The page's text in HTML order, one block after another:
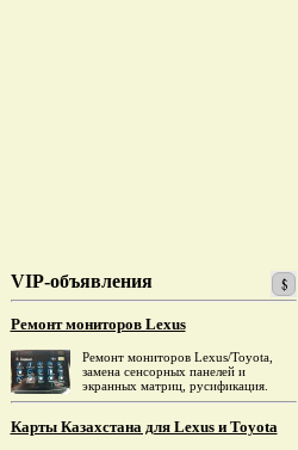
VIP-объявления
Ремонт мониторов Lexus
Ремонт мониторов Lexus/Toyota,
замена сенсорных панелей и
экранных матриц, русификация.
Карты Казахстана для Lexus и Toyota